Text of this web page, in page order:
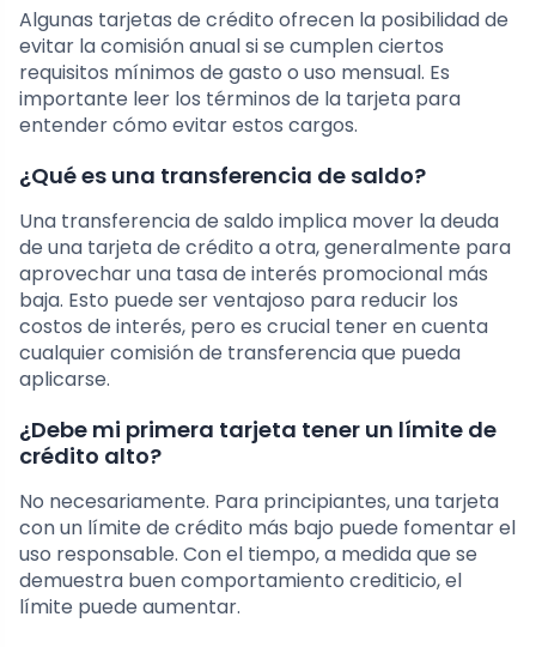
Algunas tarjetas de crédito ofrecen la posibilidad de
evitar la comisión anual si se cumplen ciertos
requisitos mínimos de gasto o uso mensual. Es
importante leer los términos de la tarjeta para
entender cómo evitar estos cargos.
¿Qué es una transferencia de saldo?
Una transferencia de saldo implica mover la deuda
de una tarjeta de crédito a otra, generalmente para
aprovechar una tasa de interés promocional más
baja. Esto puede ser ventajoso para reducir los
costos de interés, pero es crucial tener en cuenta
cualquier comisión de transferencia que pueda
aplicarse.
¿Debe mi primera tarjeta tener un límite de
crédito alto?
No necesariamente. Para principiantes, una tarjeta
con un límite de crédito más bajo puede fomentar el
uso responsable. Con el tiempo, a medida que se
demuestra buen comportamiento crediticio, el
límite puede aumentar.